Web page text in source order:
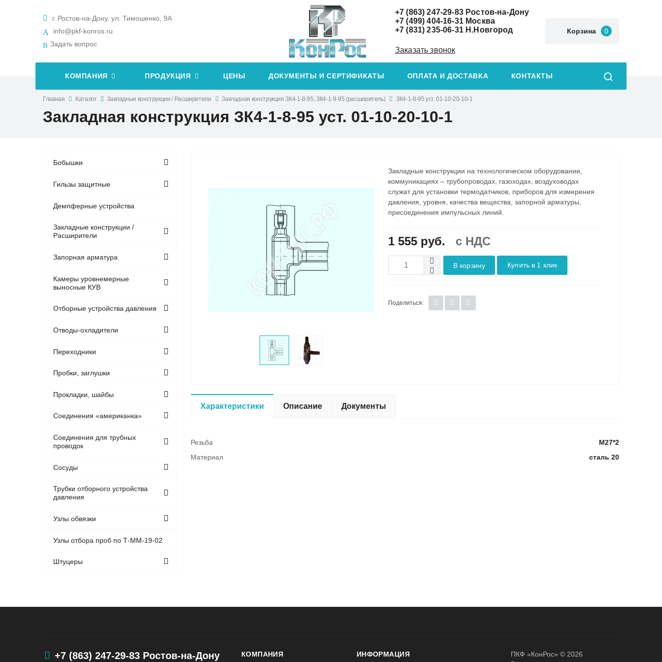
г. Ростов-на-Дону, ул. Тимошенко, 9А
info@pkf-konros.ru
Задать вопрос
+7 (863) 247-29-83Ростов-на-Дону
+7 (499) 404-16-31Москва
+7 (831) 235-06-31Н.Новгород
Заказать звонок
Корзина 0
КОМПАНИЯ ПРОДУКЦИЯ ЦЕНЫ ДОКУМЕНТЫ И СЕРТИФИКАТЫ ОПЛАТА И ДОСТАВКА КОНТАКТЫ
Главная Каталог Закладные конструкции / Расширители Закладная конструкция ЗК4-1-8-95, ЗК4-1-9-95 (расширитель) ЗК4-1-8-95 уст. 01-10-20-10-1
Закладная конструкция ЗК4-1-8-95 уст. 01-10-20-10-1
Бобышки
Гильзы защитные
Демпферные устройства
Закладные конструкции /
Расширители
Запорная арматура
Камеры уровнемерные
выносные КУВ
Отборные устройства давления
Отводы-охладители
Переходники
Пробки, заглушки
Прокладки, шайбы
Соединения «американка»
Соединения для трубных
проводок
Сосуды
Трубки отборного устройства
давления
Узлы обвязки
Узлы отбора проб по Т-ММ-19-02
Штуцеры
Закладные конструкции на технологическом оборудовании,
коммуникациях – трубопроводах, газоходах, воздуховодах
служат для установки термодатчиков, приборов для измерения
давления, уровня, качества вещества, запорной арматуры,
присоединения импульсных линий.
1 555 руб. c НДС
В корзину Купить в 1 клик
Поделиться:
Характеристики Описание Документы
Резьба
М27*2
Материал
сталь 20
+7 (863) 247-29-83 Ростов-на-Дону
КОМПАНИЯ ИНФОРМАЦИЯ
ПКФ «КонРос» © 2026